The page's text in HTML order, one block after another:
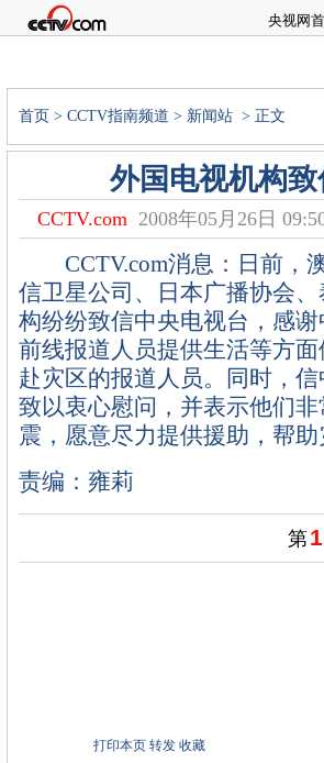
央视网
首页 > CCTV指南频道 > 新闻站 > 正文
外国电视机构
CCTV.com 2008年05月26日
CCTV.com消息：日前，
信卫星公司、日本广播协会
构纷纷致信中央电视台，感
前线报道人员提供生活等方
赴灾区的报道人员。同时，
致以衷心慰问，并表示他们
震，愿意尽力提供援助，帮
责编：雍莉
第1
打印本页 转发 收藏